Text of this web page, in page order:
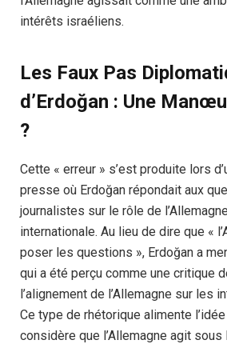
intérêts israéliens.
Les Faux Pas
d’Erdoğan : Une
?
Cette « erreur » s’est produite lors
presse où Erdoğan répondait aux
journalistes sur le rôle de
internationale. Au lieu de dire que «
poser les questions », Erdoğan a
qui a été perçu comme une critique
l’alignement de l’Allemagne sur les
Ce type de rhétorique alimente
considère que l’Allemagne agit sous